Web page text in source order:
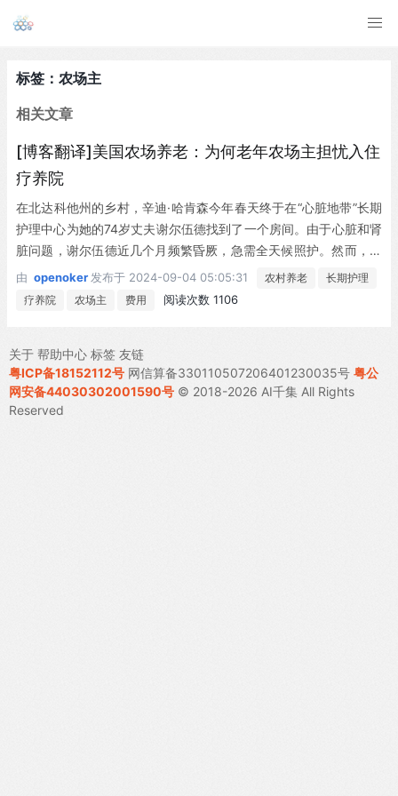
标签：农场主
相关文章
[博客翻译]美国农场养老：为何老年农场主担忧入住
疗养院
在北达科他州的乡村，辛迪·哈肯森今年春天终于在“心脏地带”长期
护理中心为她的74岁丈夫谢尔伍德找到了一个房间。由于心脏和肾
脏问题，谢尔伍德近几个月频繁昏厥，急需全天候照护。然而，新
的忧虑随之而来：如何负担得起这笔费用。 辛迪说：“我们存了一
些钱，大概能维持一年左右。但之后呢，我不确定。”他们拥有约
由 openoker 发布于 2024-09-04 05:05:31 农村养老
长期护理
疗养院
农场主 费用 阅读次数 1106
关于 帮助中心 标签 友链
粤ICP备18152112号 网信算备330110507206401230035号 粤公
网安备44030302001590号 © 2018-2026 AI千集 All Rights
Reserved